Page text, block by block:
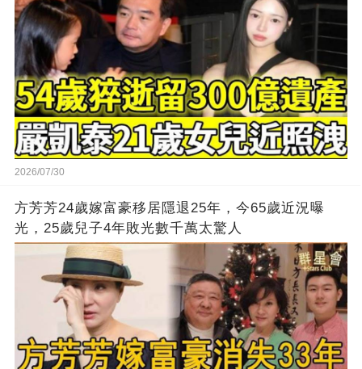
2026/07/30
方芳芳24歲嫁富豪移居隱退25年，今65歲近況曝
光，25歲兒子4年敗光數千萬太驚人